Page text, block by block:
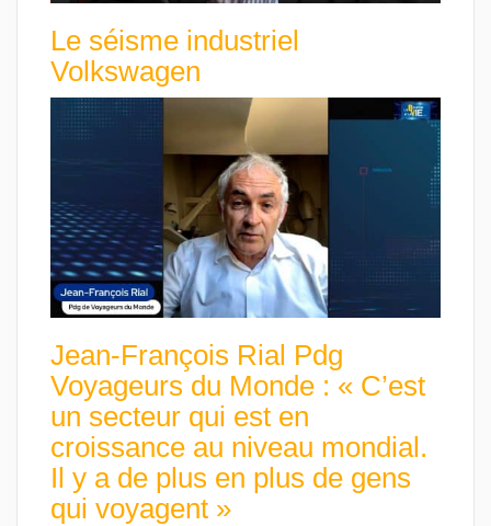
Le séisme industriel
Volkswagen
Jean-François Rial Pdg
Voyageurs du Monde : « C’est
un secteur qui est en
croissance au niveau mondial.
Il y a de plus en plus de gens
qui voyagent »